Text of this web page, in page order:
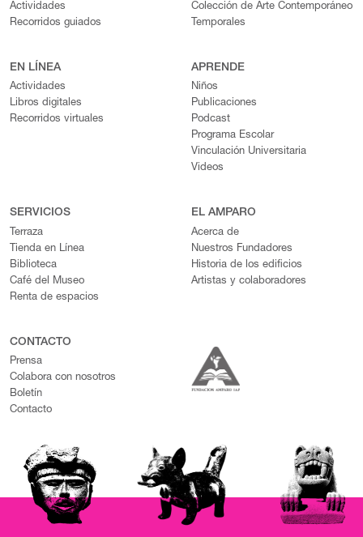
Actividades
Recorridos guiados
Colección de Arte Contemporáneo
Temporales
EN LÍNEA
Actividades
Libros digitales
Recorridos virtuales
APRENDE
Niños
Publicaciones
Podcast
Programa Escolar
Vinculación Universitaria
Videos
SERVICIOS
Terraza
Tienda en Línea
Biblioteca
Café del Museo
Renta de espacios
EL AMPARO
Acerca de
Nuestros Fundadores
Historia de los edificios
Artistas y colaboradores
CONTACTO
Prensa
Colabora con nosotros
Boletín
Contacto